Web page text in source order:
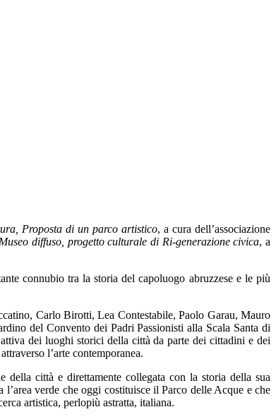
Proposta di un parco artistico, a cura dell’associazione
diffuso, progetto culturale di Ri-generazione civica, a
connubio tra la storia del capoluogo abruzzese e le più
Carlo Birotti, Lea Contestabile, Paolo Garau, Mauro
del Convento dei Padri Passionisti alla Scala Santa di
dei luoghi storici della città da parte dei cittadini e dei
l’arte contemporanea.
città e direttamente collegata con la storia della sua
verde che oggi costituisce il Parco delle Acque e che
artistica, perlopiù astratta, italiana.